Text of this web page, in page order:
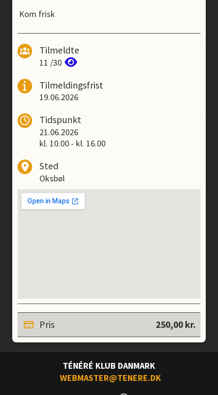
Kom frisk
Tilmeldte
11 /30
Tilmeldingsfrist
19.06.2026
Tidspunkt
21.06.2026
kl. 10.00 - kl. 16.00
Sted
Oksbøl
Pris 250,00 kr.
TÉNÉRÉ KLUB DANMARK
WEBMASTER@TENERE.DK